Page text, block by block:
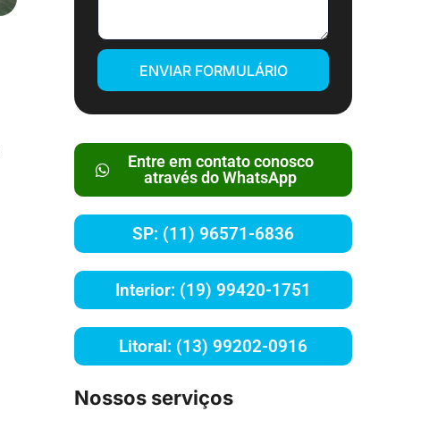
ENVIAR FORMULÁRIO
Entre em contato conosco
através do WhatsApp
SP: (11) 96571-6836
Interior: (19) 99420-1751
Litoral: (13) 99202-0916
Nossos serviços